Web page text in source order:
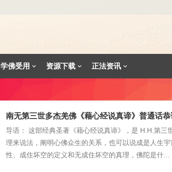
学佛受用 资源下载 正法资讯
南无第三世多杰羌佛《藉心经说真谛》普通话恭
导语： 这部经典圣著《藉心经说真谛》，是 H.H.第三
理来说法，阐明心佛众生的关系，也可以说成是人生
性、成住坏空的定义和无成住坏空的真理，佛陀是什...